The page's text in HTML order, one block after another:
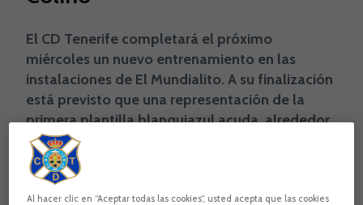
El CD Tenerife completará el próximo
miércoles un nuevo entrenamiento en las
instalaciones de El Mundialito. A su finalización
está previsto que una representación de la
primera plantilla blanquiazul acuda, alrededor
de las 13.30 horas, al Albergue Comarc
Al hacer clic en “Aceptar todas las cookies”, usted acepta que las cookies